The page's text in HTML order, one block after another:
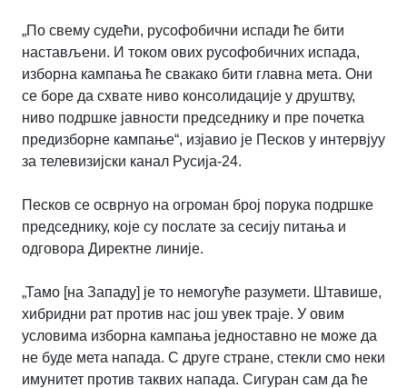
„По свему судећи, русофобични испади ће бити
настављени. И током ових русофобичних испада,
изборна кампања ће свакако бити главна мета. Они
се боре да схвате ниво консолидације у друштву,
ниво подршке јавности председнику и пре почетка
предизборне кампање“, изјавио је Песков у интервјуу
за телевизијски канал Русија-24.
Песков се осврнуо на огроман број порука подршке
председнику, које су послате за сесију питања и
одговора Директне линије.
„Тамо [на Западу] је то немогуће разумети. Штавише,
хибридни рат против нас још увек траје. У овим
условима изборна кампања једноставно не може да
не буде мета напада. С друге стране, стекли смо неки
имунитет против таквих напада. Сигуран сам да ће